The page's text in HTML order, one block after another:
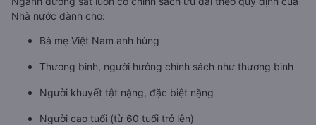
Nhà nước dành cho:
Bà mẹ Việt Nam anh hùng
Thương binh, người hưởng chính sách như thương binh
Người khuyết tật nặng, đặc biệt nặng
Người cao tuổi (từ 60 tuổi trở lên)